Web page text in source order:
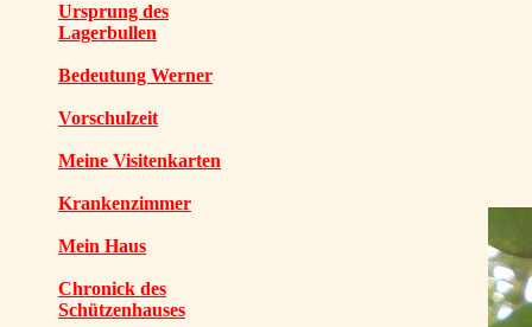
Ursprung des
Lagerbullen
Bedeutung Werner
Vorschulzeit
Meine Visitenkarten
Krankenzimmer
Mein Haus
Chronick des
Schützenhauses